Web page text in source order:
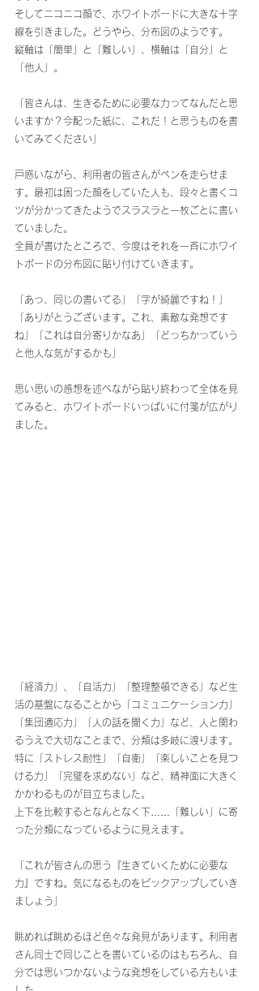
そしてニコニコ顔で、ホワイトボードに大きな十字
線を引きました。どうやら、分布図のようです。
縦軸は「簡単」と「難しい」、横軸は「自分」と
「他人」。
「皆さんは、生きるために必要な力ってなんだと思
いますか？今配った紙に、これだ！と思うものを書
いてみてください」
戸惑いながら、利用者の皆さんがペンを走らせま
す。最初は困った顔をしていた人も、段々と書くコ
ツが分かってきたようでスラスラと一枚ごとに書い
ていました。
全員が書けたところで、今度はそれを一斉にホワイ
トボードの分布図に貼り付けていきます。
「あっ、同じの書いてる」「字が綺麗ですね！」
「ありがとうございます。これ、素敵な発想です
ね」「これは自分寄りかなあ」「どっちかっていう
と他人な気がするかも」
思い思いの感想を述べながら貼り終わって全体を見
てみると、ホワイトボードいっぱいに付箋が広がり
ました。
「経済力」、「自活力」「整理整頓できる」など生
活の基盤になることから「コミュニケーション力」
「集団適応力」「人の話を聞く力」など、人と関わ
るうえで大切なことまで、分類は多岐に渡ります。
特に「ストレス耐性」「自衛」「楽しいことを見つ
ける力」「完璧を求めない」など、精神面に大きく
かかわるものが目立ちました。
上下を比較するとなんとなく下……「難しい」に寄
った分類になっているように見えます。
「これが皆さんの思う『生きていくために必要な
力』ですね。気になるものをピックアップしていき
ましょう」
眺めれば眺めるほど色々な発見があります。利用者
さん同士で同じことを書いているのはもちろん、自
分では思いつかないような発想をしている方もいま